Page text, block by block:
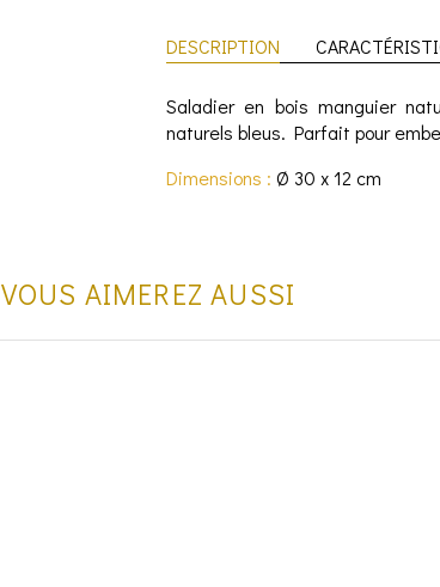
DESCRIPTION
Saladier en bois manguier
naturels bleus. Parfait pour
Dimensions : Ø 30 x 12 cm
VOUS AIMEREZ AUSSI